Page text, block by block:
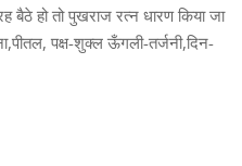
हो तो पुखराज रत्न धारण किया जा
पक्ष-शुक्ल ऊँगली-तर्जनी,दिन-